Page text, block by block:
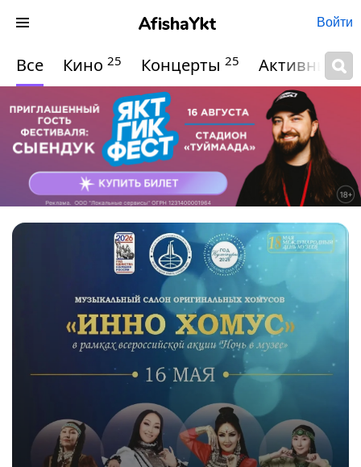
Войти
Все Кино 25 Концерты 25 Активный